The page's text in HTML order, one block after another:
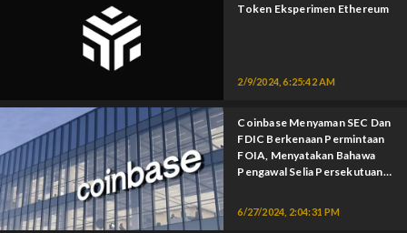
Token Eksperimen Ethereum
2/9/2024, 6:25:42 AM
Coinbase Menyaman SEC Dan
FDIC Berkenaan Permintaan
FOIA, Menyatakan Bahawa
Pengawal Selia Persekutuan
6/27/2024, 2:04:31 PM